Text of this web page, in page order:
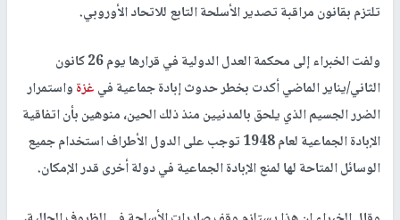
تلتزم بقانون مراقبة تصدير الأسلحة التابع للاتحاد الأوروبي.
ولفت الخبراء إلى محكمة العدل الدولية في قرارها يوم 26 كانون
الثاني/يناير الماضي أكدت بخطر حدوث إبادة جماعية فيغزةواستمرار
الضرر الجسيم الذي يلحق بالمدنيين منذ ذلك الحين، منوهين بأن اتفاقية
الإبادة الجماعية لعام 1948 توجب على الدول الأطراف استخدام جميع
الوسائل المتاحة لها لمنع الإبادة الجماعية في دولة أخرى قدر الإمكان.